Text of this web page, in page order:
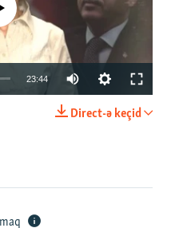
available
23:44
Direct-ə keçid